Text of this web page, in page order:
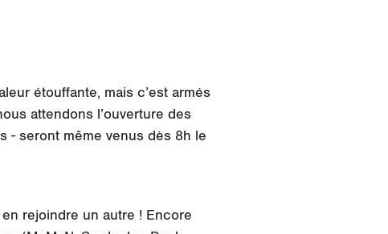
étouffante, mais c’est armés
attendons l’ouverture des
- seront même venus dès 8h le
rejoindre un autre ! Encore